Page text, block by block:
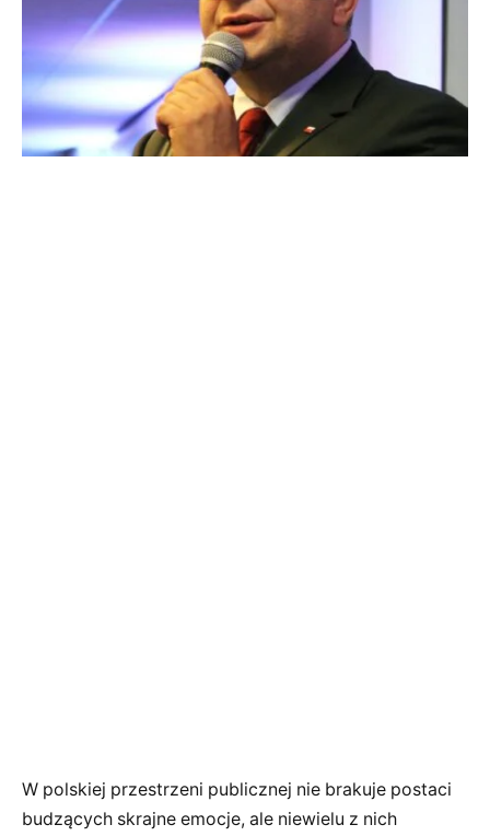
W polskiej przestrzeni publicznej nie brakuje postaci
budzących skrajne emocje, ale niewielu z nich